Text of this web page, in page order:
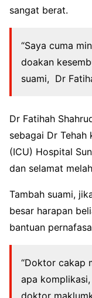
sangat berat.
“Saya cuma
doakan
suami, Dr
Dr Fatihah
sebagai Dr
(ICU) Hospital
dan selamat
Tambah suami,
besar harapan
bantuan
“Doktor cakap
apa
doktor